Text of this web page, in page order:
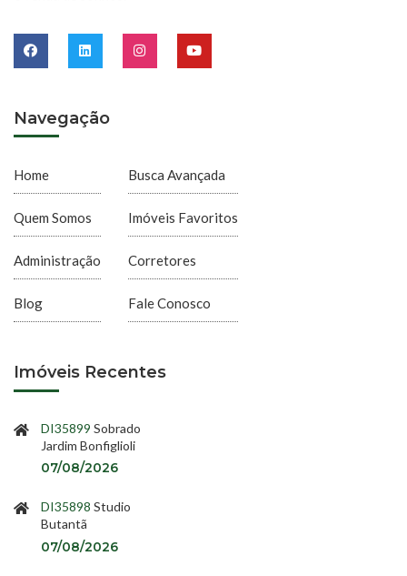
Navegação
Home
Quem Somos
Administração
Blog
Busca Avançada
Imóveis Favoritos
Corretores
Fale Conosco
Imóveis Recentes
DI35899 Sobrado
Jardim Bonfiglioli
07/08/2026
DI35898 Studio
Butantã
07/08/2026